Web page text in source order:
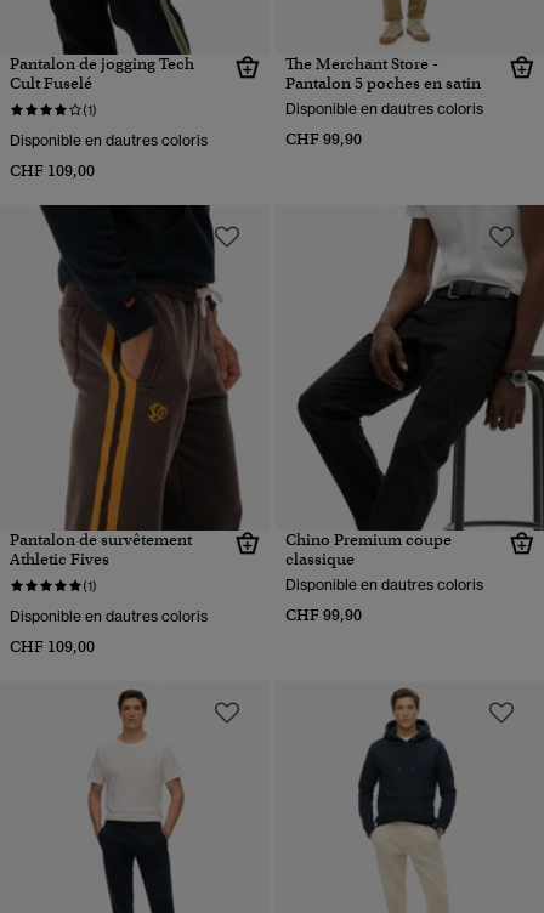
Pantalon de jogging Tech
Cult Fuselé
(1)
Disponible en dautres coloris
CHF 109,00
The Merchant Store -
Pantalon 5 poches en satin
Disponible en dautres coloris
CHF 99,90
Pantalon de survêtement
Athletic Fives
(1)
Disponible en dautres coloris
CHF 109,00
Chino Premium coupe
classique
Disponible en dautres coloris
CHF 99,90